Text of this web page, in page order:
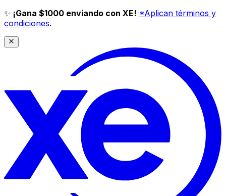
✨ ¡Gana $1000 enviando con XE! *Aplican términos y
condiciones.